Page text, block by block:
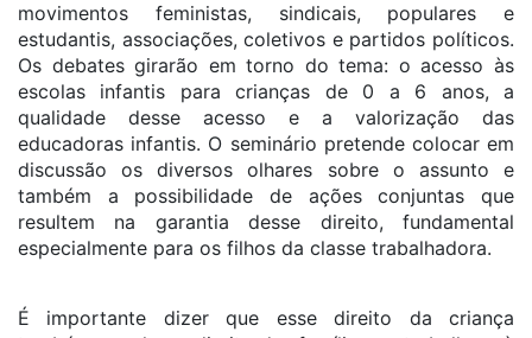
movimentos feministas, sindicais, populares e
estudantis, associações, coletivos e partidos políticos.
Os debates girarão em torno do tema: o acesso às
escolas infantis para crianças de 0 a 6 anos, a
qualidade desse acesso e a valorização das
educadoras infantis. O seminário pretende colocar em
discussão os diversos olhares sobre o assunto e
também a possibilidade de ações conjuntas que
resultem na garantia desse direito, fundamental
especialmente para os filhos da classe trabalhadora.
É importante dizer que esse direito da criança